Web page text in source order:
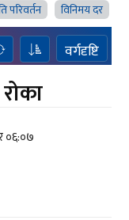
परिवर्तन विनिमय दर
वर्गदृष्टि
०६:०७